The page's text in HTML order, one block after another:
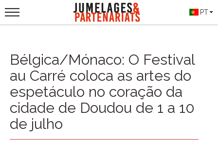
PT
Bélgica/Mónaco: O Festival
au Carré coloca as artes do
espetáculo no coração da
cidade de Doudou de 1 a 10
de julho